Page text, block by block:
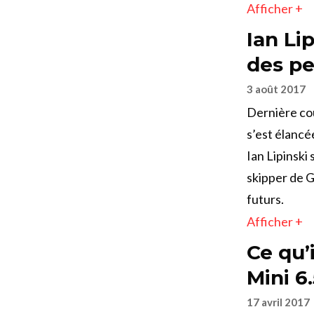
Afficher +
Ian
des
3 août 2017
Dernière
s’est
Ian Lipinski
skipper de
futurs.
Afficher +
Ce
Mini
17 avril 2017